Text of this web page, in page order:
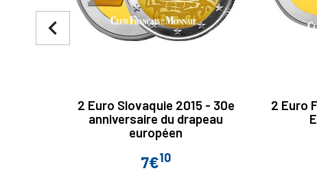
2 Euro Slovaquie 2015 - 30e
anniversaire du drapeau
européen
Prix
7€10
2 Euro
navigate_before